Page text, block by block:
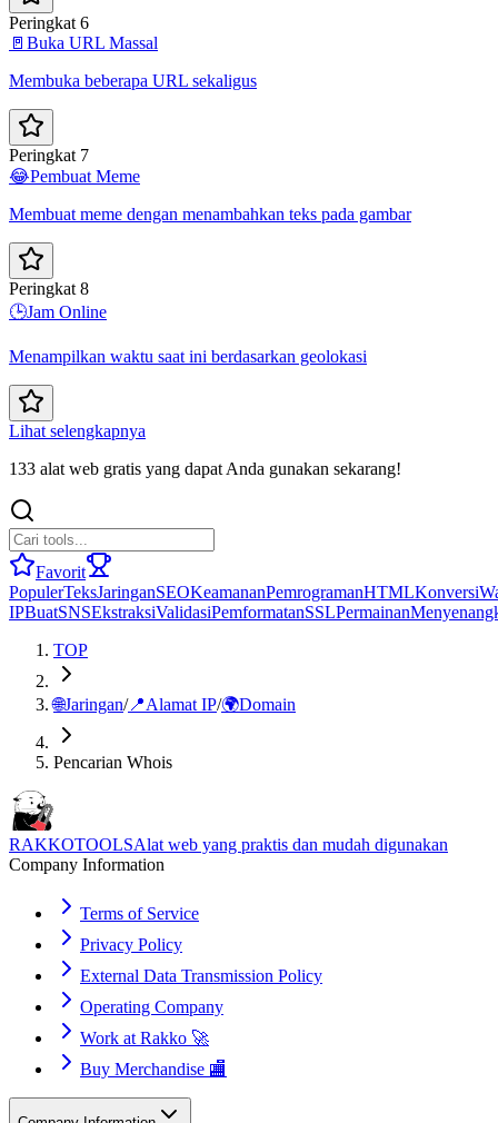
Peringkat 6
🚪 Buka URL Massal
Membuka beberapa URL sekaligus
Peringkat 7
😂Pembuat Meme
Membuat meme dengan menambahkan teks pada gambar
Peringkat 8
🕒Jam Online
Menampilkan waktu saat ini berdasarkan geolokasi
Lihat selengkapnya
133 alat web gratis yang dapat Anda gunakan sekarang!
Favorit
PopulerTeksJaringanSEOKeamananPemrogramanHTMLKonversi
IPBuatSNSEkstraksiValidasiPemformatanSSLPermainan
TOP
🌐Jaringan/📍Alamat IP/🌍Domain
Pencarian Whois
RAKKOTOOLSAlat web yang praktis dan mudah digunakan
Company Information
Terms of Service
Privacy Policy
External Data Transmission Policy
Operating Company
Work at Rakko 🚀
Buy Merchandise 🏬